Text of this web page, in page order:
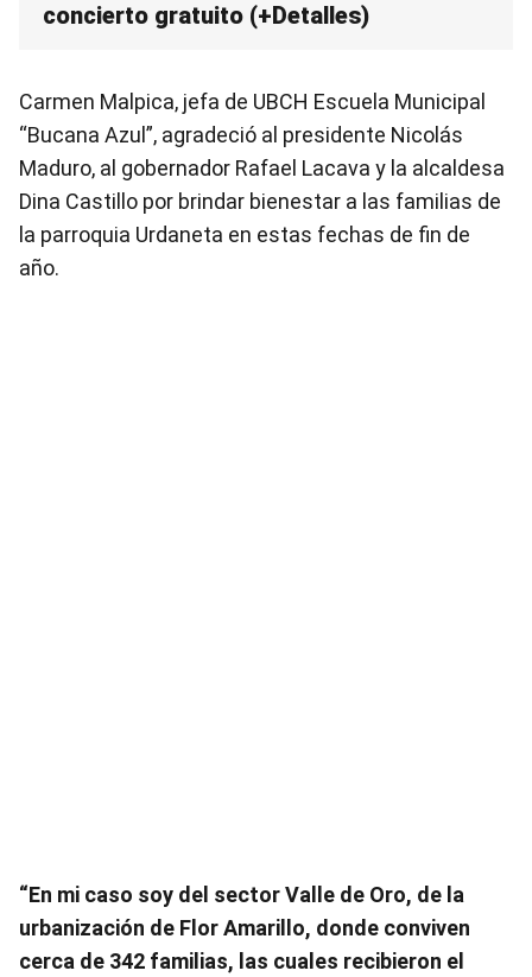
concierto gratuito (+Detalles)
Carmen Malpica, jefa de UBCH Escuela Municipal
“Bucana Azul”, agradeció al presidente Nicolás
Maduro, al gobernador Rafael Lacava y la alcaldesa
Dina Castillo por brindar bienestar a las familias de
la parroquia Urdaneta en estas fechas de fin de
año.
“En mi caso soy del sector Valle de Oro, de la
urbanización de Flor Amarillo, donde conviven
cerca de 342 familias, las cuales recibieron el